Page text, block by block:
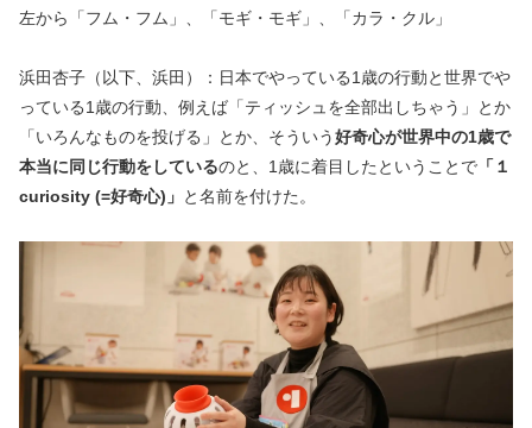
左から「フム・フム」、「モギ・モギ」、「カラ・クル」
浜田杏子（以下、浜田）：日本でやっている1歳の行動と世界でや
っている1歳の行動、例えば「ティッシュを全部出しちゃう」とか
「いろんなものを投げる」とか、そういう好奇心が世界中の1歳で
本当に同じ行動をしているのと、1歳に着目したということで 「１
curiosity (=好奇心)」 と名前を付けた。